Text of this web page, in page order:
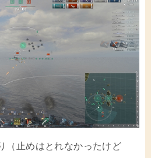
（止めはとれなかったけど